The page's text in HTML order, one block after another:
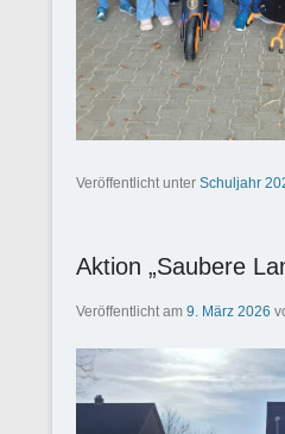
Veröffentlicht unter Schuljahr
Aktion „Saubere
Veröffentlicht am 9. März 2026